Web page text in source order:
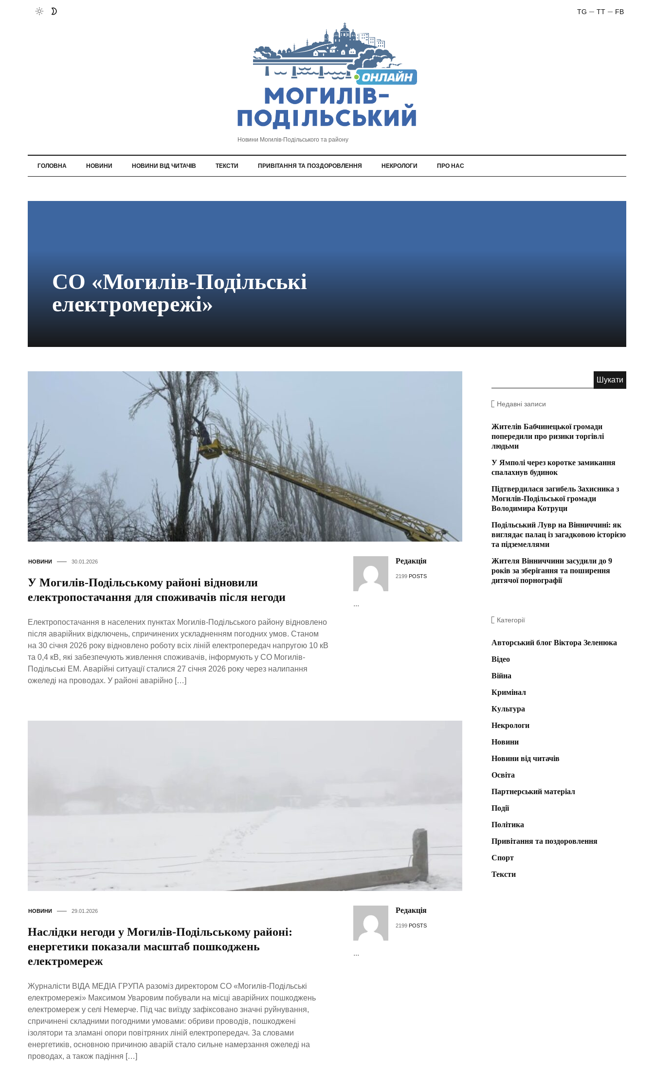
FB
TT
TG
Новини Могилів-Подільського та району
ГОЛОВНА НОВИНИ НОВИНИ ВІД ЧИТАЧІВ ТЕКСТИ ПРИВІТАННЯ ТА ПОЗДОРОВЛЕННЯ НЕКРОЛОГИ ПРО НАС
СО «Могилів-Подільські
електромережі»
НОВИНИ 30.01.2026
У Могилів-Подільському районі відновили
електропостачання для споживачів після негоди
Електропостачання в населених пунктах Могилів-Подільського району відновлено
після аварійних відключень, спричинених ускладненням погодних умов. Станом
на 30 січня 2026 року відновлено роботу всіх ліній електропередач напругою 10 кВ
та 0,4 кВ, які забезпечують живлення споживачів, інформують у СО Могилів-
Подільські ЕМ. Аварійні ситуації сталися 27 січня 2026 року через налипання
ожеледі на проводах. У районі аварійно […]
Редакція
2199 POSTS
...
НОВИНИ 29.01.2026
Наслідки негоди у Могилів-Подільському районі:
енергетики показали масштаб пошкоджень
електромереж
Журналісти ВІДА МЕДІА ГРУПА разоміз директором СО «Могилів-Подільські
електромережі» Максимом Уваровим побували на місці аварійних пошкоджень
електромереж у селі Немерче. Під час виїзду зафіксовано значні руйнування,
спричинені складними погодними умовами: обриви проводів, пошкоджені
ізолятори та зламані опори повітряних ліній електропередач. За словами
енергетиків, основною причиною аварій стало сильне намерзання ожеледі на
проводах, а також падіння […]
Редакція
2199 POSTS
...
Недавні записи
Жителів Бабчинецької громади
попередили про ризики торгівлі
людьми
У Ямполі через коротке замикання
спалахнув будинок
Підтвердилася загибель Захисника з
Могилів-Подільської громади
Володимира Котруци
Подільський Лувр на Вінниччині: як
виглядає палац із загадковою історією
та підземеллями
Жителя Вінниччини засудили до 9
років за зберігання та поширення
дитячої порнографії
Категорії
Авторський блог Віктора Зеленюка
Відео
Війна
Кримінал
Культура
Некрологи
Новини
Новини від читачів
Освіта
Партнерський матеріал
Події
Політика
Привітання та поздоровлення
Спорт
Тексти